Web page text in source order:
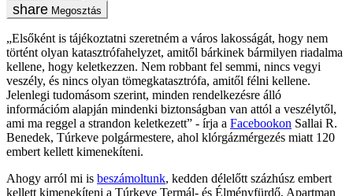
Megosztás
„Elsőként is tájékoztatni szeretném a város lakosságát, hogy nem
történt olyan katasztrófahelyzet, amitől bárkinek bármilyen riadalma
kellene, hogy keletkezzen. Nem robbant fel semmi, nincs vegyi
veszély, és nincs olyan tömegkatasztrófa, amitől félni kellene.
Jelenlegi tudomásom szerint, minden rendelkezésre álló
információm alapján mindenki biztonságban van attól a veszélytől,
ami ma reggel a strandon keletkezett” - írja a Facebookon Sallai R.
Benedek, Túrkeve polgármestere, ahol klórgázmérgezés miatt 120
embert kellett kimenekíteni.
Ahogy arról mi is beszámoltunk, kedden délelőtt százhúsz embert
kellett kimenekíteni a Túrkeve Termál- és Élményfürdő, Apartman